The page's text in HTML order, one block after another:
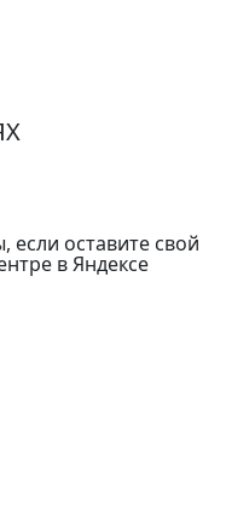
оставите свой
в Яндексе